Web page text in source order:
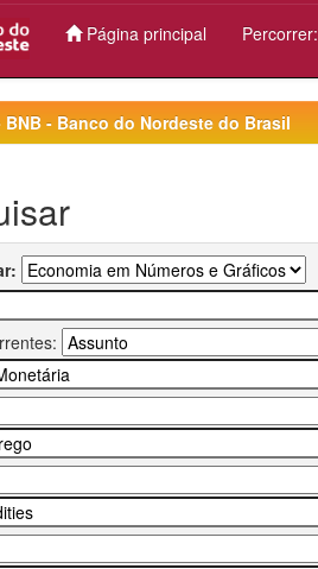
Página principal Percorrer:
BNB - Banco do Nordeste do Brasil